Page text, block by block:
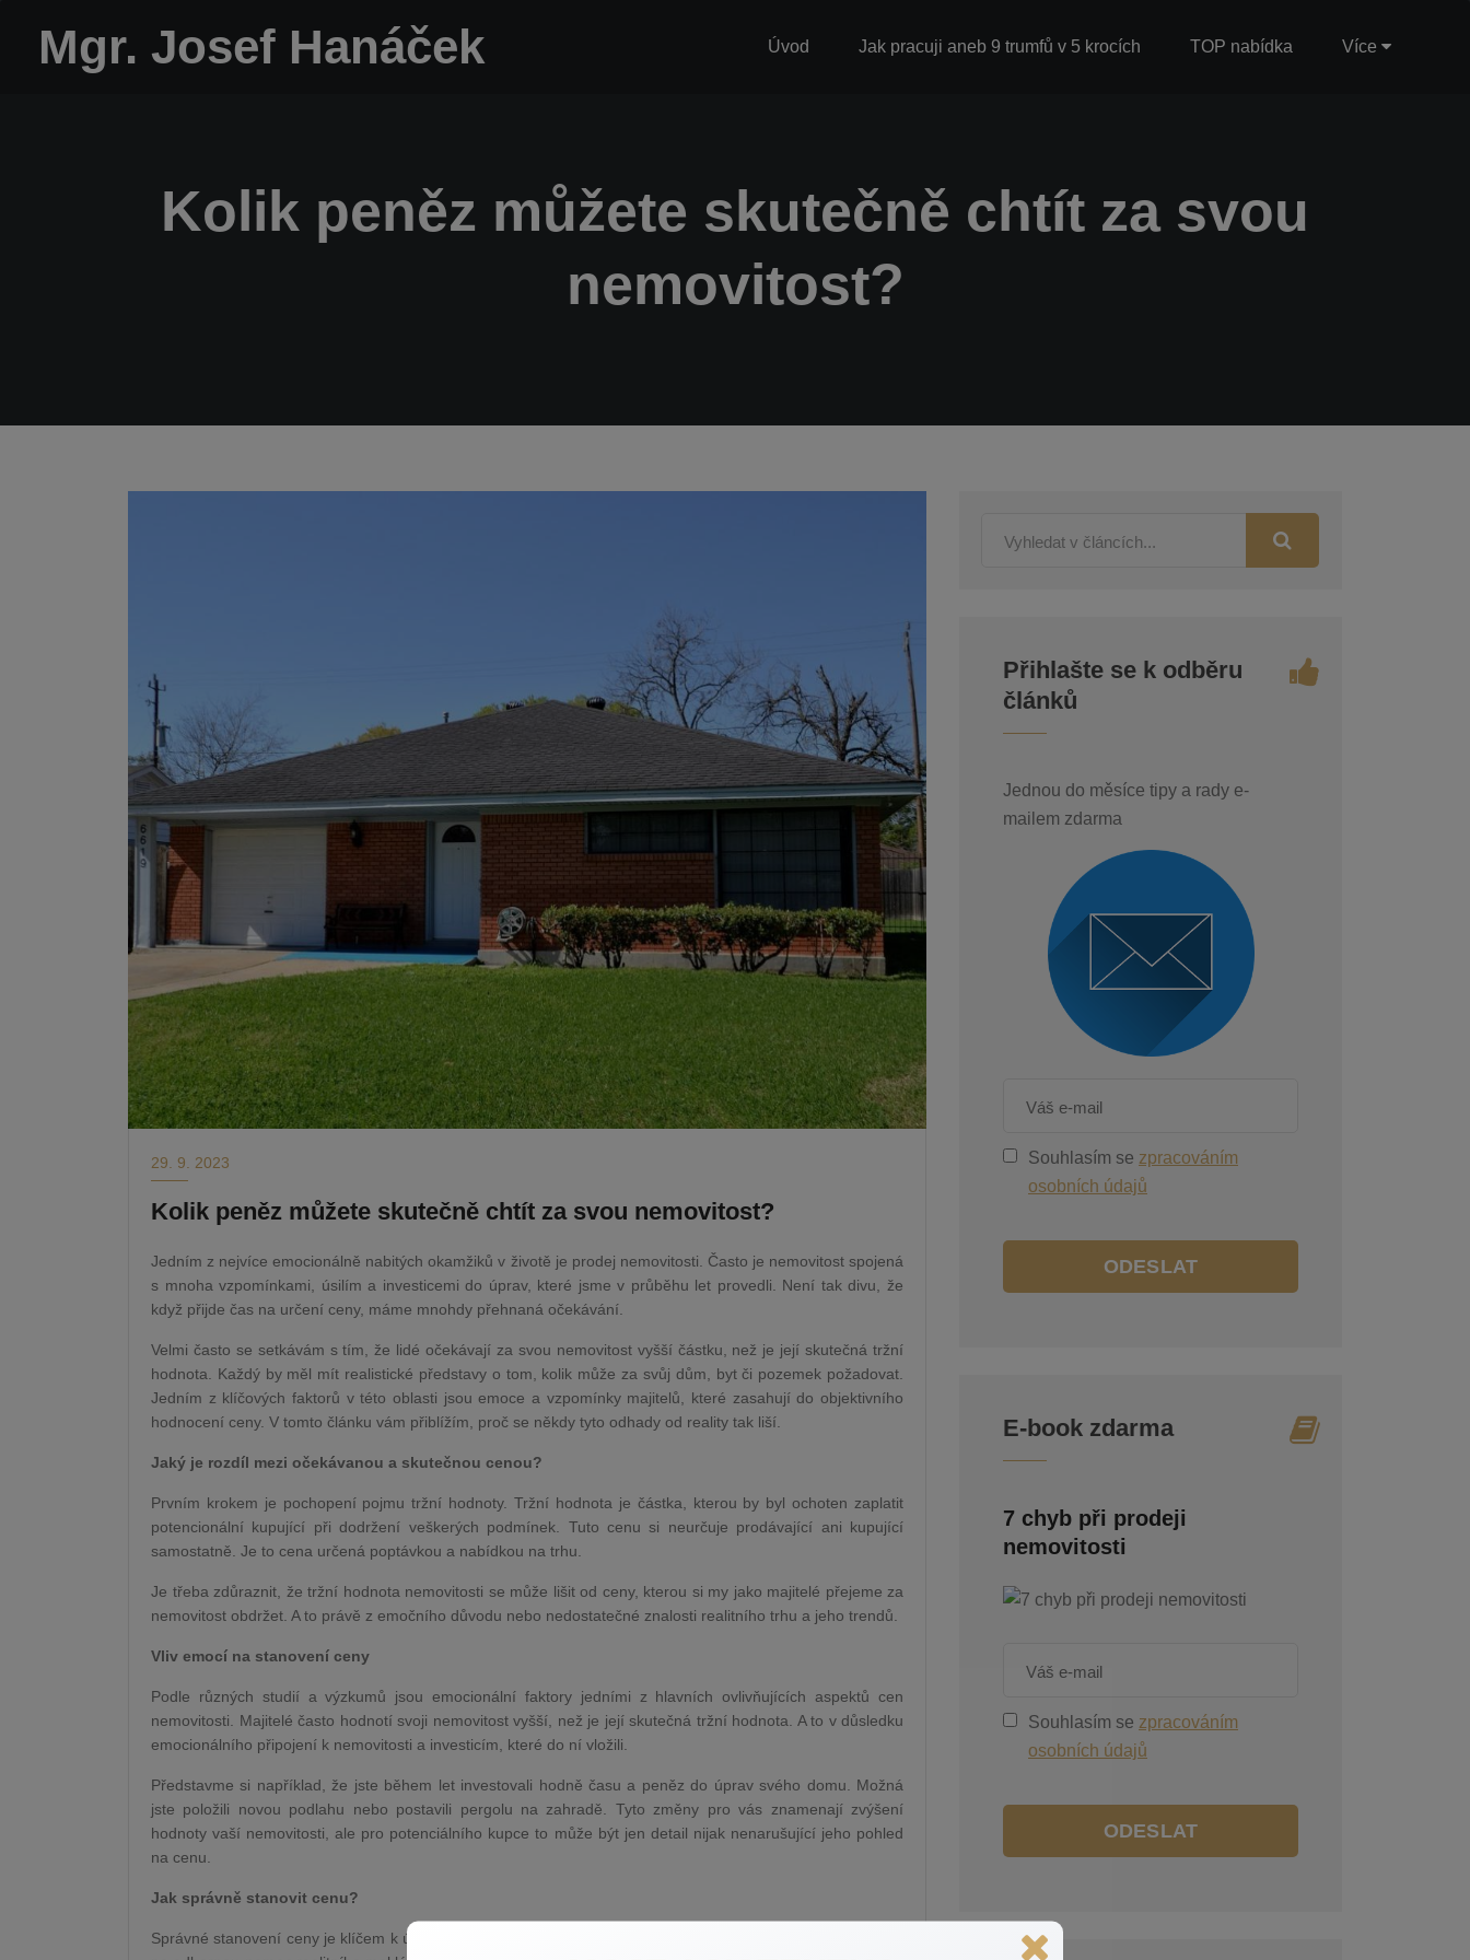
Mgr. Josef Hanáček Úvod Jak pracuji aneb 9 trumfů v 5 krocích TOP nabídka Více
Kolik peněz můžete skutečně chtít za svou
nemovitost?
29. 9. 2023
Kolik peněz můžete skutečně chtít za svou nemovitost?
Jedním z nejvíce emocionálně nabitých okamžiků v životě je prodej nemovitosti. Často je nemovitost spojená
s mnoha vzpomínkami, úsilím a investicemi do úprav, které jsme v průběhu let provedli. Není tak divu, že
když přijde čas na určení ceny, máme mnohdy přehnaná očekávání.
Velmi často se setkávám s tím, že lidé očekávají za svou nemovitost vyšší částku, než je její skutečná tržní
hodnota. Každý by měl mít realistické představy o tom, kolik může za svůj dům, byt či pozemek požadovat.
Jedním z klíčových faktorů v této oblasti jsou emoce a vzpomínky majitelů, které zasahují do objektivního
hodnocení ceny. V tomto článku vám přiblížím, proč se někdy tyto odhady od reality tak liší.
Jaký je rozdíl mezi očekávanou a skutečnou cenou?
Prvním krokem je pochopení pojmu tržní hodnoty. Tržní hodnota je částka, kterou by byl ochoten zaplatit
potencionální kupující při dodržení veškerých podmínek. Tuto cenu si neurčuje prodávající ani kupující
samostatně. Je to cena určená poptávkou a nabídkou na trhu.
Je třeba zdůraznit, že tržní hodnota nemovitosti se může lišit od ceny, kterou si my jako majitelé přejeme za
nemovitost obdržet. A to právě z emočního důvodu nebo nedostatečné znalosti realitního trhu a jeho trendů.
Vliv emocí na stanovení ceny
Podle různých studií a výzkumů jsou emocionální faktory jedními z hlavních ovlivňujících aspektů cen
nemovitosti. Majitelé často hodnotí svoji nemovitost vyšší, než je její skutečná tržní hodnota. A to v důsledku
emocionálního připojení k nemovitosti a investicím, které do ní vložili.
Představme si například, že jste během let investovali hodně času a peněz do úprav svého domu. Možná
jste položili novou podlahu nebo postavili pergolu na zahradě. Tyto změny pro vás znamenají zvýšení
hodnoty vaší nemovitosti, ale pro potenciálního kupce to může být jen detail nijak nenarušující jeho pohled
na cenu.
Jak správně stanovit cenu?
Správné stanovení ceny je klíčem k úspěšnému prodeji vaší nemovitosti. Mnohdy se může vyplatit obrátit se
Přihlašte se k odběru
článků
Jednou do měsíce tipy a rady e-
mailem zdarma
Souhlasím se zpracováním
osobních údajů
ODESLAT
E-book zdarma
7 chyb při prodeji
nemovitosti
Souhlasím se zpracováním
osobních údajů
ODESLAT